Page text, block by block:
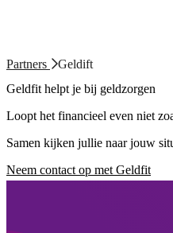
Partners
Geldift
Geldfit helpt je bij geldzorgen
Loopt het financieel even niet
Samen kijken jullie naar jouw
Neem contact op met Geldfit